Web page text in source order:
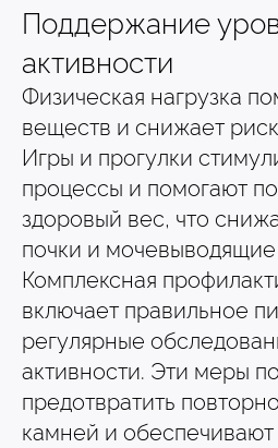
Поддержание
активности
Физическая нагрузка
веществ и снижает
Игры и прогулки
процессы и помогают
здоровый вес, что
почки и мочевыводящие
Комплексная
включает правильное
регулярные
активности. Эти меры
предотвратить
камней и